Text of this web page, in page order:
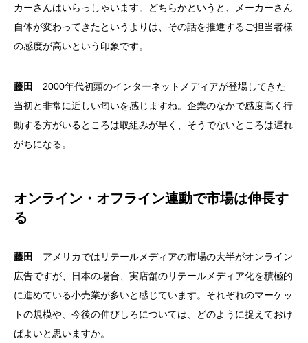
カーさんはいらっしゃいます。どちらかというと、メーカーさん
自体が変わってきたというよりは、その話を推進するご担当者様
の感度が高いという印象です。
藤田
2000年代初頭のインターネットメディアが登場してきた
当初と非常に近しい匂いを感じますね。企業のなかで感度高く行
動する方がいるところは取組みが早く、そうでないところは遅れ
がちになる。
オンライン・オフライン連動で市場は伸長す
る
藤田
アメリカではリテールメディアの市場の大半がオンライン
広告ですが、日本の場合、実店舗のリテールメディア化を積極的
に進めている小売業が多いと感じています。それぞれのマーケッ
トの規模や、今後の伸びしろについては、どのように捉えておけ
ばよいと思いますか。